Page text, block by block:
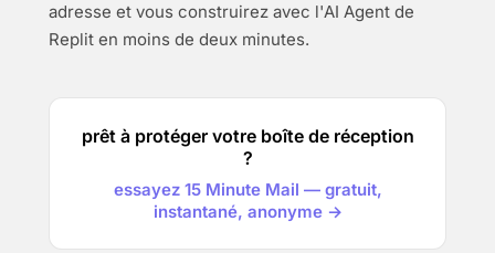
adresse et vous construirez avec l'AI Agent de
Replit en moins de deux minutes.
prêt à protéger votre boîte de réception
?
essayez 15 Minute Mail — gratuit,
instantané, anonyme →